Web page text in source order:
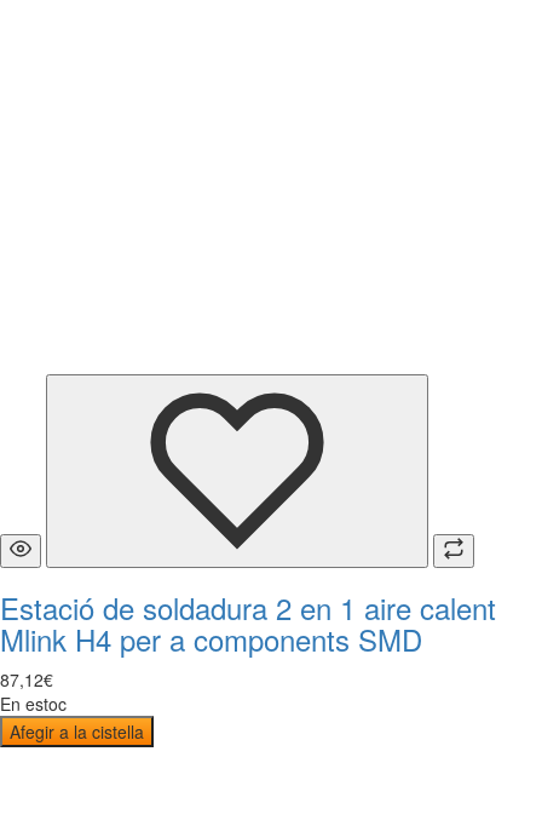
Estació de soldadura 2 en 1 aire calent
Mlink H4 per a components SMD
87,12€
En estoc
Afegir a la cistella